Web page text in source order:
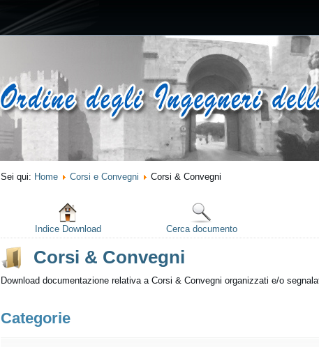
Sei qui: Home Corsi e Convegni Corsi & Convegni
Indice Download Cerca documento
Corsi & Convegni
Download documentazione relativa a Corsi & Convegni organizzati e/o
Categorie